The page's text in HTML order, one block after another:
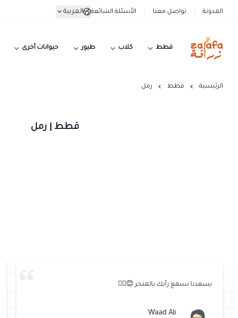
المدونة تواصل معنا الأسئلة الشائعة العربية
زرافة
قطط كلاب طيور حيوانات أخرى
الرئيسية قطط رمل
قطط | رمل
يسعدنا نسمع رأيك بالمتجر 😊👍🏼
Waad Ali